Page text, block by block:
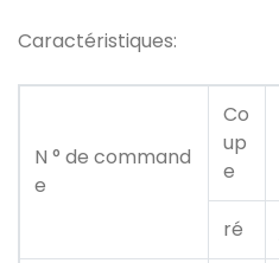
Caractéristiques:
N ° de command
e
Co
up
e
ré